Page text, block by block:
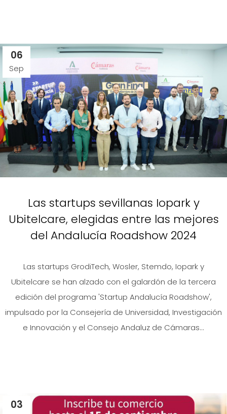
06
Sep
Las startups sevillanas Iopark y
Ubitelcare, elegidas entre las mejores
del Andalucía Roadshow 2024
Las startups GrodiTech, Wosler, Stemdo, Iopark y
Ubitelcare se han alzado con el galardón de la tercera
edición del programa 'Startup Andalucía Roadshow',
impulsado por la Consejería de Universidad, Investigación
e Innovación y el Consejo Andaluz de Cámaras...
03